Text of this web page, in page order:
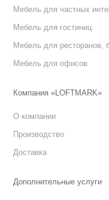
Мебель для частных
Мебель для гостиниц
Мебель для ресторанов,
Мебель для офисов
Компания «LOFTMARK»
О компании
Производство
Доставка
Дополнительные услуги